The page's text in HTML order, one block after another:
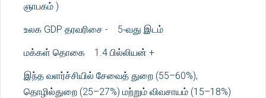
ஞாபகம் )
உலக GDP தரவரிசை - 5‑வது இடம்
மக்கள் தொகை 1.4 பில்லியன் +
இந்த வளர்ச்சியில் சேவைத் துறை (55–60%),
தொழில்துறை (25–27%) மற்றும் விவசாயம் (15–18%)